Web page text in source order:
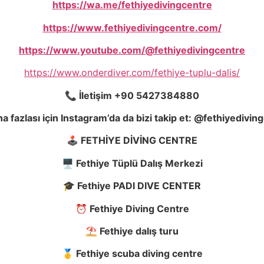
https://wa.me/fethiyedivingcentre
https://www.fethiyedivingcentre.com/
https://www.youtube.com/@fethiyedivingcentre
https://www.onderdiver.com/fethiye-tuplu-dalis/
📞 İletişim +90 5427384880
fazlası için Instagram’da da bizi takip et:
🕹️ FETHİYE DİVİNG CENTRE
🖥️ Fethiye Tüplü Dalış Merkezi
🎓 Fethiye PADI DIVE CENTER
⏰ Fethiye Diving Centre
⛱️ Fethiye dalış turu
🥇 Fethiye scuba diving centre